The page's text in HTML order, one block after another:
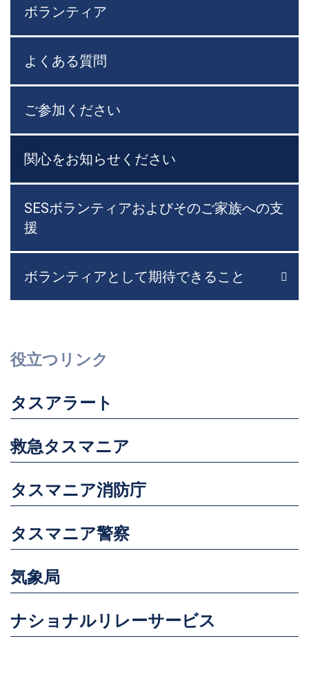
ボランティア
よくある質問
ご参加ください
関心をお知らせください
SESボランティアおよびそのご家族への支
援
ボランティアとして期待できること メニ

役立つリンク
タスアラート
救急タスマニア
タスマニア消防庁
タスマニア警察
気象局
ナショナルリレーサービス